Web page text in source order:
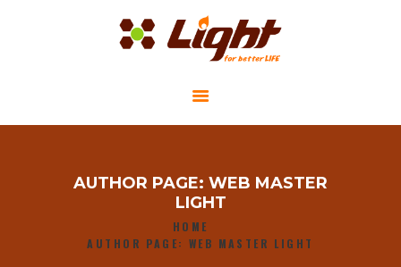
AUTHOR PAGE: WEB MASTER
LIGHT
HOME
AUTHOR PAGE: WEB MASTER LIGHT
DỰ ÁN CỘNG ĐỒNG
LIÊN HỆ